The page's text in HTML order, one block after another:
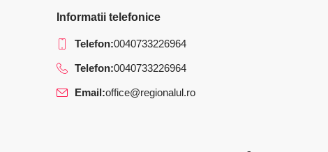
Informatii telefonice
Telefon:0040733226964
Telefon:0040733226964
Email:office@regionalul.ro